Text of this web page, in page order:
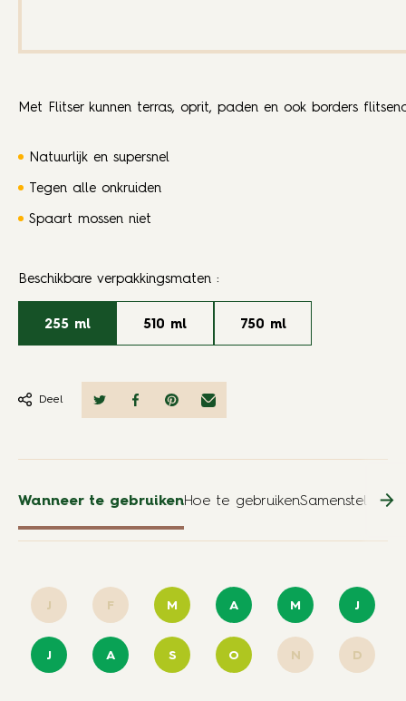
Met Flitser kunnen terras, oprit, paden en ook borders
Natuurlijk en supersnel
Tegen alle onkruiden
Spaart mossen niet
Beschikbare verpakkingsmaten :
255 ml 510 ml 750 ml
Deel
Wanneer te gebruikenHoe te gebruikenSamenstelling
J F M A M J
J A S O N D